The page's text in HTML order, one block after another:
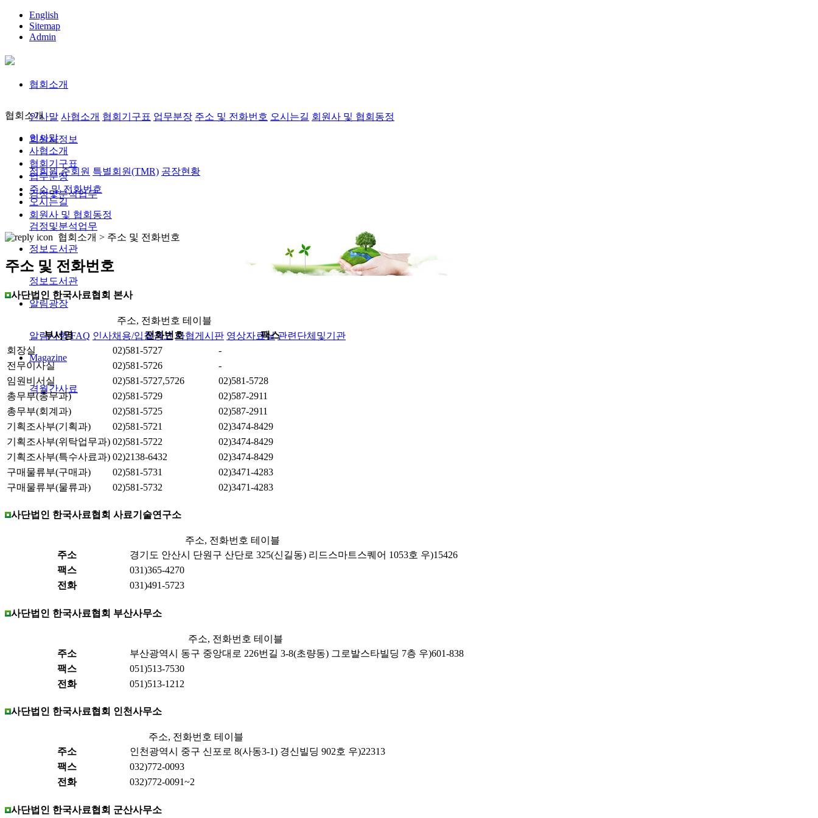
English
Sitemap
Admin
협회소개
인사말 사협소개 협회기구표 업무분장 주소 및 전화번호 오시는길 회원사 및 협회동정
회원사정보
정회원,준회원 특별회원(TMR) 공장현황
검정및분석업무
검정및분석업무
정보도서관
정보도서관
알림광장
알림사항 FAQ 인사채용/입찰공고 사협게시판 영상자료실 관련단체및기관
Magazine
격월간사료
협회소개
인사말
사협소개
협회기구표
업무분장
주소 및 전화번호
오시는길
회원사 및 협회동정
협회소개 > 주소 및 전화번호
주소 및 전화번호
사단법인 한국사료협회 본사
주소, 전화번호 테이블
부서명
전화번호
팩스
회장실
02)581-5727
-
전무이사실
02)581-5726
-
임원비서실
02)581-5727,5726
02)581-5728
총무부(총무과)
02)581-5729
02)587-2911
총무부(회계과)
02)581-5725
02)587-2911
기획조사부(기획과)
02)581-5721
02)3474-8429
기획조사부(위탁업무과) 02)581-5722
02)3474-8429
기획조사부(특수사료과) 02)2138-6432
02)3474-8429
구매물류부(구매과)
02)581-5731
02)3471-4283
구매물류부(물류과)
02)581-5732 02)3471-4283
사단법인 한국사료협회 사료기술연구소
주소, 전화번호 테이블
주소
경기도 안산시 단원구 산단로 325(신길동) 리드스마트스퀘어 1053호 우)15426
팩스
031)365-4270
전화
031)491-5723
사단법인 한국사료협회 부산사무소
주소, 전화번호 테이블
주소
부산광역시 동구 중앙대로 226번길 3-8(초량동) 그로발스타빌딩 7층 우)601-838
팩스
051)513-7530
전화
051)513-1212
사단법인 한국사료협회 인천사무소
주소, 전화번호 테이블
주소
인천광역시 중구 신포로 8(사동3-1) 경신빌딩 902호 우)22313
팩스
032)772-0093
전화
032)772-0091~2
사단법인 한국사료협회 군산사무소